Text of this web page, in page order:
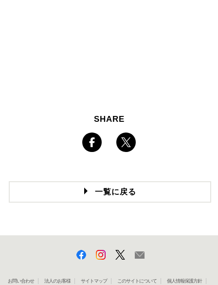
SHARE
一覧に戻る
お問い合わせ 法人のお客様 サイトマップ このサイトについて 個人情報保護方針